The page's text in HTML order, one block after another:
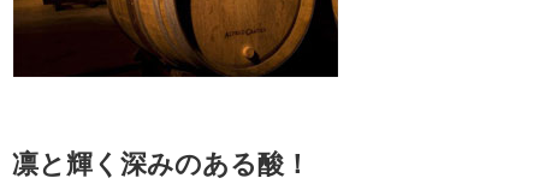
凛と輝く深みのある酸！